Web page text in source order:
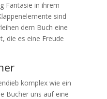
Fantasie in ihrem
sind
dem Buch eine
die es eine Freude
komplex wie ein
Bücher uns auf eine